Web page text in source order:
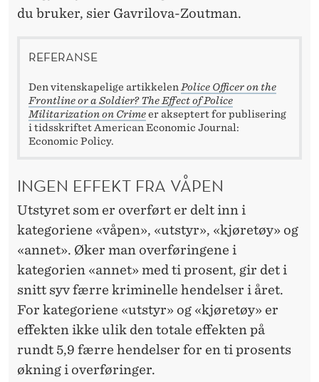
du bruker, sier Gavrilova-Zoutman.
REFERANSE
Den vitenskapelige artikkelen Police Officer on the
Frontline or a Soldier? The Effect of Police
Militarization on Crimeer akseptert for publisering
i tidsskriftet American Economic Journal:
Economic Policy.
INGEN EFFEKT FRA VÅPEN
Utstyret som er overført er delt inn i
kategoriene «våpen», «utstyr», «kjøretøy» og
«annet». Øker man overføringene i
kategorien «annet» med ti prosent, gir det i
snitt syv færre kriminelle hendelser i året.
For kategoriene «utstyr» og «kjøretøy» er
effekten ikke ulik den totale effekten på
rundt 5,9 færre hendelser for en ti prosents
økning i overføringer.